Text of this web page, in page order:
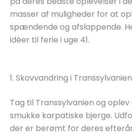
masser af muligheder for at
spændende og afslappende.
idéer til ferie i uge 41.
1. Skovvandring i
Tag til Transsylvanien og
smukke karpatiske bjerge.
der er berømt for deres